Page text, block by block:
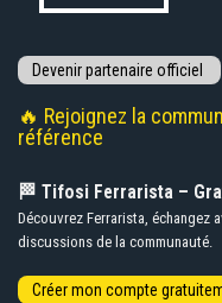
🔥 Rejoignez la
référence
🏁 Tifosi Ferrarista –
Découvrez Ferrarista, échangez
discussions de la communauté.